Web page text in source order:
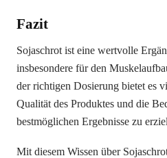
Fazit
Sojaschrot ist eine wertvolle
insbesondere für den
der richtigen Dosierung bietet es
Qualität des Produktes und die
bestmöglichen Ergebnisse zu
Mit diesem Wissen über